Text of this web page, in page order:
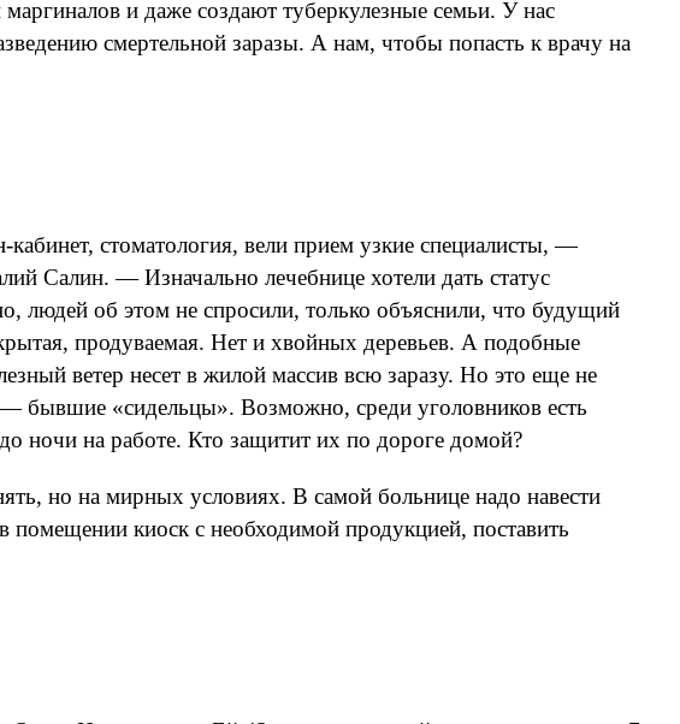
и даже создают туберкулезные семьи. У нас
смертельной заразы. А нам, чтобы попасть к врачу на
стоматология, вели прием узкие специалисты, —
Салин. — Изначально лечебнице хотели дать статус
людей об этом не спросили, только объяснили, что будущий
продуваемая. Нет и хвойных деревьев. А подобные
ветер несет в жилой массив всю заразу. Но это еще не
бывшие «сидельцы». Возможно, среди уголовников есть
на работе. Кто защитит их по дороге домой?
но на мирных условиях. В самой больнице надо навести
помещении киоск с необходимой продукцией, поставить